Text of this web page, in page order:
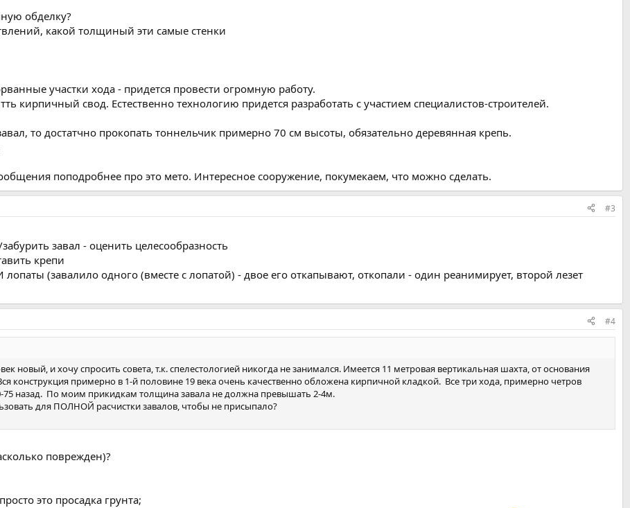
обделку?
какой толщиный эти самые стенки
участки хода - придется провести огромную работу.
кирпичный свод. Естественно технологию придется разработать с участием специалистов-строителей.
то достатчно прокопать тоннельчик примерно 70 см высоты, обязательно деревянная крепь.
поподробнее про это мето. Интересное сооружение, покумекаем, что можно сделать.
#3
завал - оценить целесообразность
крепи
(завалило одного (вместе с лопатой) - двое его откапывают, откопали - один реанимирует, второй лезет
#4
и хочу спросить совета, т.к. спелестологией никогда не занимался. Имеется 11 метровая вертикальная шахта, от основания
конструкция примерно в 1-й половине 19 века очень качественно обложена кирпичной кладкой. Все три хода, примерно четров
75 назад. По моим прикидкам толщина завала не должна превышать 2-4м.
для ПОЛНОЙ расчистки завалов, чтобы не присыпало?
поврежден)?
это просадка грунта;